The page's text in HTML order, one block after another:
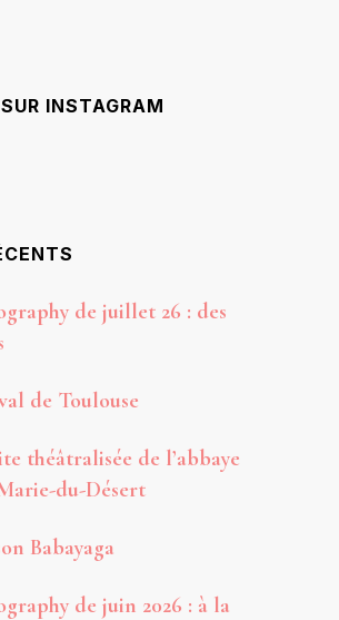
INSTAGRAM
de juillet 26 : des
de Toulouse
théâtralisée de l’abbaye
du-Désert
Babayaga
de juin 2026 : à la